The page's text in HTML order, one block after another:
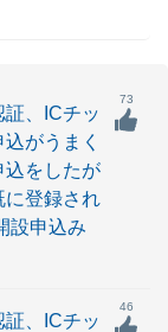
証、ICチッ
がうまく
込をしたが
に登録され
設申込み
73
証、ICチッ
46